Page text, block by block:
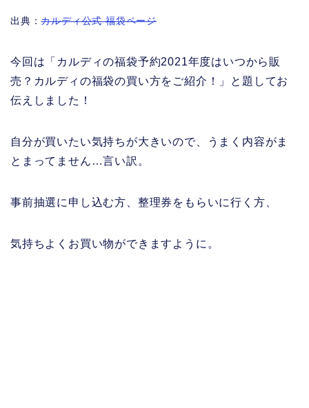
出典：カルディ公式 福袋ページ
今回は「カルディの福袋予約2021年度はいつから販
売？カルディの福袋の買い方をご紹介！」と題してお
伝えしました！
自分が買いたい気持ちが大きいので、うまく内容がま
とまってません…言い訳。
事前抽選に申し込む方、整理券をもらいに行く方、
気持ちよくお買い物ができますように。